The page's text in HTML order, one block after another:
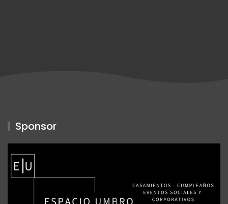
Sponsor